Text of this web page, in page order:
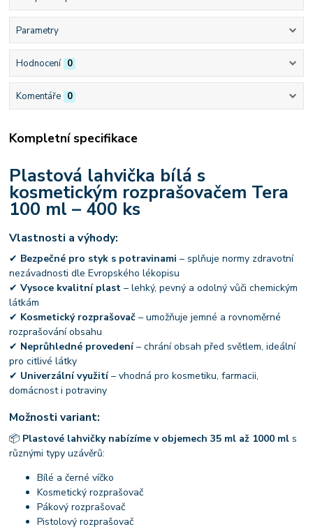
Parametry
Hodnocení 0
Komentáře 0
Kompletní specifikace
Plastová lahvička bílá s
kosmetickým rozprašovačem Tera
100 ml – 400 ks
Vlastnosti a výhody:
✔ Bezpečné pro styk s potravinami – splňuje normy zdravotní
nezávadnosti dle Evropského lékopisu
✔Vysoce kvalitní plast – lehký, pevný a odolný vůči chemickým
látkám
✔ Kosmetický rozprašovač – umožňuje jemné a rovnoměrné
rozprašování obsahu
✔ Neprůhledné provedení– chrání obsah před světlem, ideální
pro citlivé látky
✔ Univerzální využití– vhodná pro kosmetiku, farmacii,
domácnost i potraviny
Možnosti variant:
📦 Plastové lahvičky nabízíme v objemech 35 ml až 1000 ml s
různými typy uzávěrů:
Bílé a černé víčko
Kosmetický rozprašovač
Pákový rozprašovač
Pistolový rozprašovač